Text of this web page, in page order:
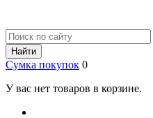
Найти
Сумка покупок 0
У вас нет товаров в корзине.